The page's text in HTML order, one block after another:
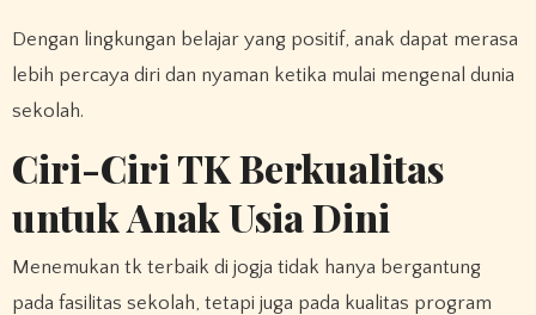
Dengan lingkungan belajar yang positif, anak dapat merasa
lebih percaya diri dan nyaman ketika mulai mengenal dunia
sekolah.
Ciri-Ciri TK Berkualitas
untuk Anak Usia Dini
Menemukan tk terbaik di jogja tidak hanya bergantung
pada fasilitas sekolah, tetapi juga pada kualitas program